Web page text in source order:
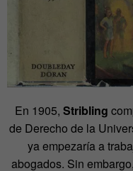
En 1905, Stribling
de Derecho de la
ya empezaría a
abogados. Sin